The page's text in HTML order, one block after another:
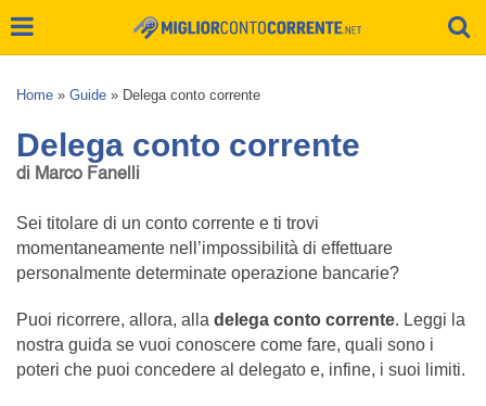
Home » Guide » Delega conto corrente
Delega conto corrente
di Marco Fanelli
Sei titolare di un conto corrente e ti trovi
momentaneamente nell’impossibilità di effettuare
personalmente determinate operazione bancarie?
Puoi ricorrere, allora, alla delega conto corrente. Leggi la
nostra guida se vuoi conoscere come fare, quali sono i
poteri che puoi concedere al delegato e, infine, i suoi limiti.